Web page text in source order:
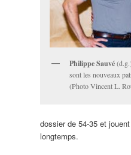
Philippe Sauvé
sont les nouveaux
(Photo Vincent L.
dossier de 54-35 et
longtemps.